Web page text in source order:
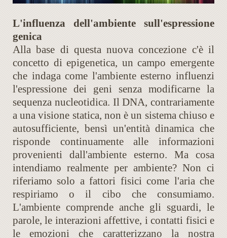
L'influenza dell'ambiente sull'espressione
genica
Alla base di questa nuova concezione c'è il
concetto di epigenetica, un campo emergente
che indaga come l'ambiente esterno influenzi
l'espressione dei geni senza modificarne la
sequenza nucleotidica. Il DNA, contrariamente
a una visione statica, non è un sistema chiuso e
autosufficiente, bensì un'entità dinamica che
risponde continuamente alle informazioni
provenienti dall'ambiente esterno. Ma cosa
intendiamo realmente per ambiente? Non ci
riferiamo solo a fattori fisici come l'aria che
respiriamo o il cibo che consumiamo.
L'ambiente comprende anche gli sguardi, le
parole, le interazioni affettive, i contatti fisici e
le emozioni che caratterizzano la nostra